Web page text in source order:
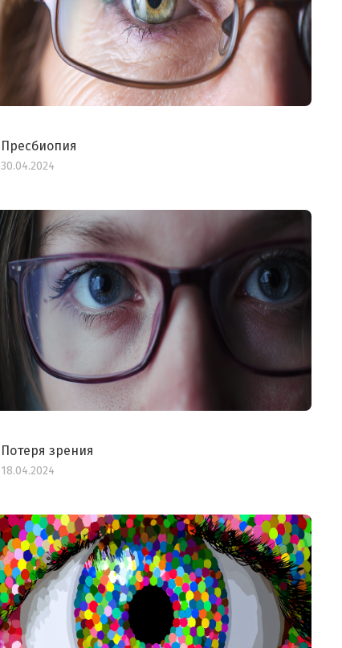
Пресбиопия
30.04.2024
Потеря зрения
18.04.2024